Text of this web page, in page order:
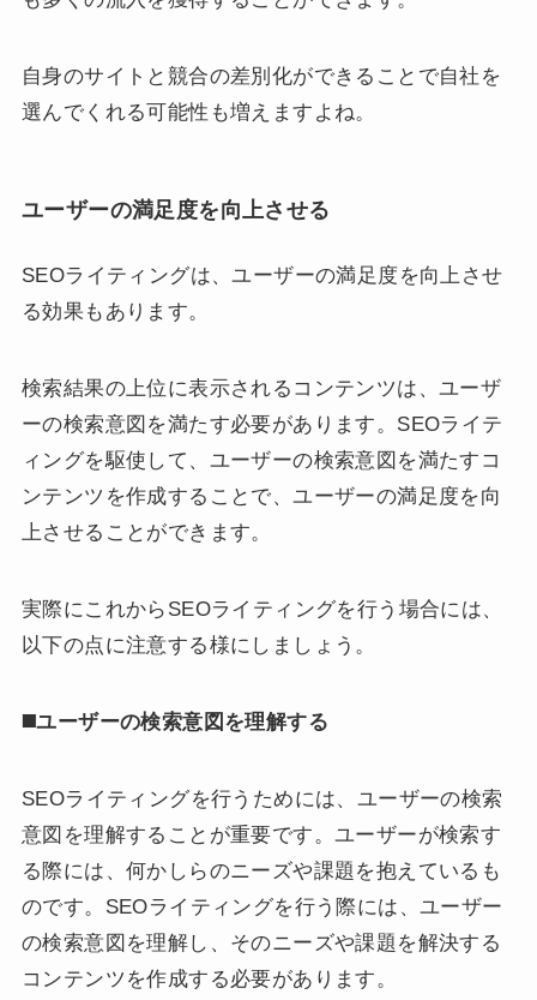
自身のサイトと競合の差別化ができることで自社を
選んでくれる可能性も増えますよね。
ユーザーの満足度を向上させる
SEOライティングは、ユーザーの満足度を向上させ
る効果もあります。
検索結果の上位に表示されるコンテンツは、ユーザ
ーの検索意図を満たす必要があります。SEOライテ
ィングを駆使して、ユーザーの検索意図を満たすコ
ンテンツを作成することで、ユーザーの満足度を向
上させることができます。
実際にこれからSEOライティングを行う場合には、
以下の点に注意する様にしましょう。
◼️ユーザーの検索意図を理解する
SEOライティングを行うためには、ユーザーの検索
意図を理解することが重要です。ユーザーが検索す
る際には、何かしらのニーズや課題を抱えているも
のです。SEOライティングを行う際には、ユーザー
の検索意図を理解し、そのニーズや課題を解決する
コンテンツを作成する必要があります。